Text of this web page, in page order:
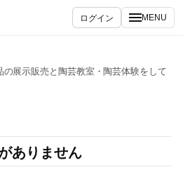
ログイン MENU
展示販売と陶芸教室・陶芸体験をして
ありません